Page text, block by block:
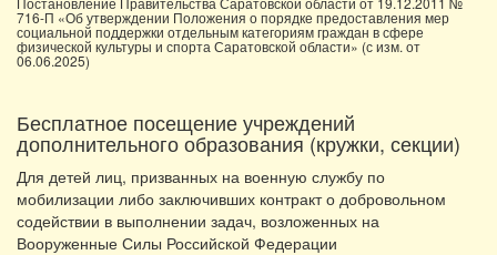
716-П «Об утверждении Положения о порядке предоставления мер
социальной поддержки отдельным категориям граждан в сфере
физической культуры и спорта Саратовской области» (с изм. от
06.06.2025)
Бесплатное посещение учреждений
дополнительного образования (кружки, секции)
Для детей лиц, призванных на военную службу по
мобилизации либо заключивших контракт о добровольном
содействии в выполнении задач, возложенных на
Вооруженные Силы Российской Федерации